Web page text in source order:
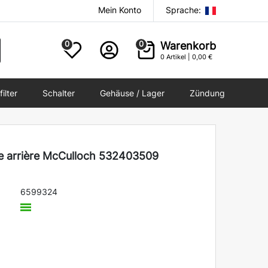
Mein Konto Sprache:
0 0 Warenkorb
0 Artikel | 0,00 €
Schalter Gehäuse / Lager Zündung
arrière McCulloch 532403509
6599324